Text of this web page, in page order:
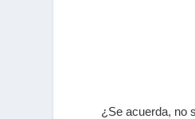
¿Se acuerda, no